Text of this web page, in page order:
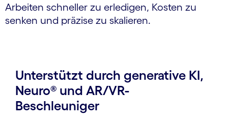
Arbeiten schneller zu erledigen, Kosten zu
senken und präzise zu skalieren.
Unterstützt durch generative KI,
Neuro® und AR/VR-
Beschleuniger